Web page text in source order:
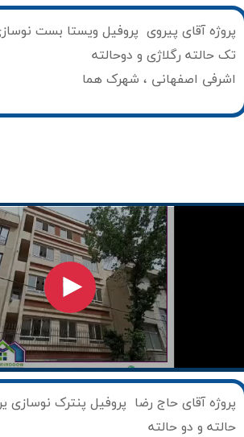
​پروژه آقای پیروی پروفیل ویستا بست
تک حالته رگلاژی و دوحالته
اشرفی اصفهانی ، شهرک هما
​پروژه آقای حاج رضا پروفیل پنترک نوسازی
حالته و دو حالته